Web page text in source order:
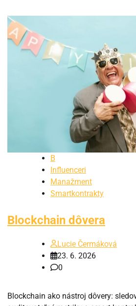
B
Influenceri
Manažment
Smartkontrakty
Blockchain dôvera
Lucie Čermáková
23. 6. 2026
0
Blockchain ako nástroj dôvery: